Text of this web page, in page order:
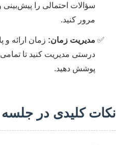
سؤالات احتمالی را پیش‌بینی
مرور کنید.
مدیریت زمان: زمان ارائه و
درستی مدیریت کنید تا
پوشش دهید.
نکات کلیدی در جلسه